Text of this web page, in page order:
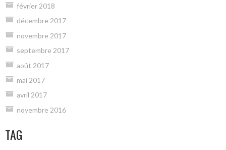
février 2018
décembre 2017
novembre 2017
septembre 2017
août 2017
mai 2017
avril 2017
novembre 2016
TAG